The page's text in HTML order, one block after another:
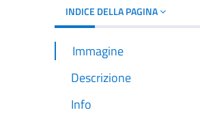
INDICE DELLA PAGINA
Immagine
Descrizione
Info